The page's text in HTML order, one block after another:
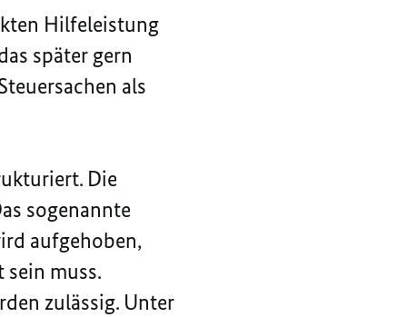
Hilfeleistung
später gern
als
Die
sogenannte
aufgehoben,
muss.
zulässig. Unter